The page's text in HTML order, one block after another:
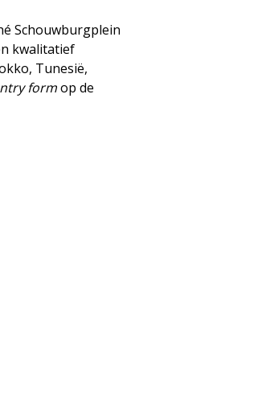
Schouwburgplein
kwalitatief
Tunesië,
formop de